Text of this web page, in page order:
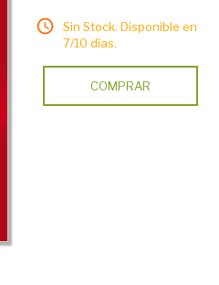
Sin Stock. Disponible en
7/10 días.
COMPRAR